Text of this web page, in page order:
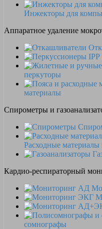
Инжекторы для
Аппаратное удаление
перкуторы
материалы
Спирометры и
Расходные материалы
Кардио-респираторный
сомнографы